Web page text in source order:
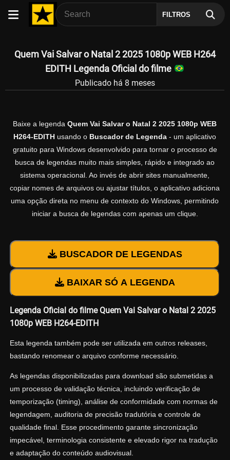
FILTROS
Quem Vai Salvar o Natal 2 2025 1080p WEB H264
EDITH Legenda Oficial do filme
Publicado há 8 meses
Baixe a legenda Quem Vai Salvar o Natal 2 2025 1080p WEB
H264-EDITH usando o Buscador de Legenda - um aplicativo
gratuito para Windows desenvolvido para tornar o processo de
busca de legendas muito mais simples, rápido e integrado ao
sistema operacional. Ao invés de abrir sites manualmente,
copiar nomes de arquivos ou ajustar títulos, o aplicativo adiciona
uma opção direta no menu de contexto do Windows, permitindo
iniciar a busca de legendas com apenas um clique.
BUSCADOR DE LEGENDAS
BAIXAR SÓ A LEGENDA
Legenda Oficial do filme Quem Vai Salvar o Natal 2 2025
1080p WEB H264-EDITH
Esta legenda também pode ser utilizada em outros releases,
bastando renomear o arquivo conforme necessário.
As legendas disponibilizadas para download são submetidas a
um processo de validação técnica, incluindo verificação de
temporização (timing), análise de conformidade com normas de
legendagem, auditoria de precisão tradutória e controle de
qualidade final. Esse procedimento garante sincronização
impecável, terminologia consistente e elevado rigor na tradução
e adaptação do conteúdo audiovisual.